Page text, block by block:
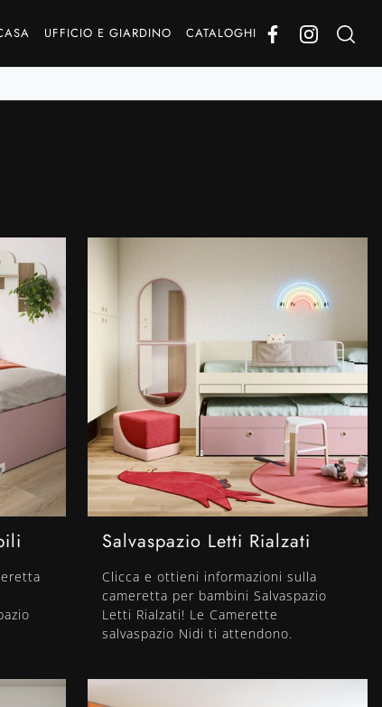
UFFICIO E GIARDINO CATALOGHI
Salvaspazio Letti Rialzati
Clicca e ottieni informazioni sulla
cameretta per bambini Salvaspazio
Letti Rialzati! Le Camerette
salvaspazio Nidi ti attendono.